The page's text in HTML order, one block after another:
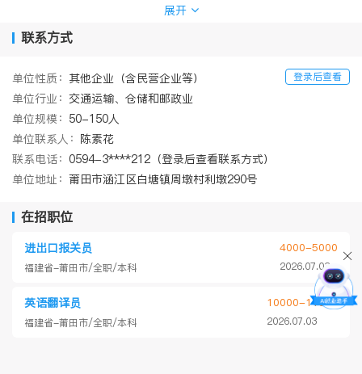
建造了符合标准的办公楼及仓库；2022年5月投
入使用。公司具有健全的管理制度、专业的操
本公司秉承 “不求利润最高，但求服务最
佳“的理念。公司现拥有各种大中型运输车辆
多辆（平板车40多辆，
车辆 20辆）适用于各个场所进出。本公司提供
整车运输、零担运输、配套专业的仓储（面积
约2万多平米）、上门揽货及送货上门服务，提
供门到门、代收货款、签回单、零担整车等业
务。提供质优、价廉面向全国服务的物流。
展开
联系方式
登录后查看
单位性质： 其他企业（含民营企业等）
单位行业： 交通运输、仓储和邮政业
单位规模： 50-150人
单位联系人： 陈素花
联系电话： 0594-3****212（登录后查看联系方式）
单位地址： 莆田市涵江区白塘镇周墩村利墩290号
在招职位
进出口报关员
福建省-莆田市/全职/本科
4000-5000
2026.07.03
英语翻译员
福建省-莆田市/全职/本科
10000-11000
2026.07.03